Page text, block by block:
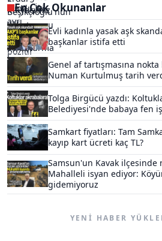
En Çok Okunanlar
Evli kadınla yasak aşk
başkanlar istifa etti
Genel af tartışmasına
Numan Kurtulmuş tarih
Tolga Birgücü yazdı:
Belediyesi'nde babaya fen
Samkart fiyatları: Tam
kayıp kart ücreti kaç TL?
Samsun'un Kavak
Mahalleli isyan ediyor:
gidemiyoruz
YENI HABER